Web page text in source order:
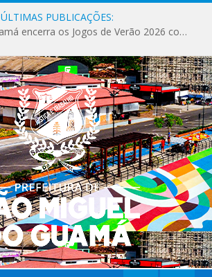
ÚLTIMAS PUBLICAÇÕES:
São Miguel do Guamá encerra os Jogos de Verão 2026 com sucesso de público e competições.